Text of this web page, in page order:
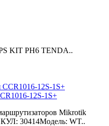
KIT PH6 TENDA..
12S-1S+
Mikrotik
30414Модель: WT..